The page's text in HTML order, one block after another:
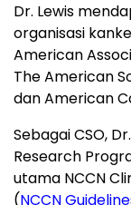
Dr. Lewis
organisasi
American
The American
dan American
Sebagai CSO,
Research
utama NCCN
(NCCN